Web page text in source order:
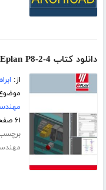
دانلود کتاب Teaching and Instruction of Eplan P8-2-4
از:
۶۱ صفحه